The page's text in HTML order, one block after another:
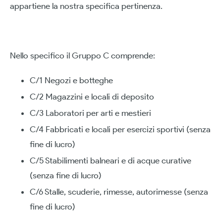
appartiene la nostra specifica pertinenza.
Nello specifico il Gruppo C comprende:
C/1 Negozi e botteghe
C/2 Magazzini e locali di deposito
C/3 Laboratori per arti e mestieri
C/4 Fabbricati e locali per esercizi sportivi (senza
fine di lucro)
C/5 Stabilimenti balneari e di acque curative
(senza fine di lucro)
C/6 Stalle, scuderie, rimesse, autorimesse (senza
fine di lucro)